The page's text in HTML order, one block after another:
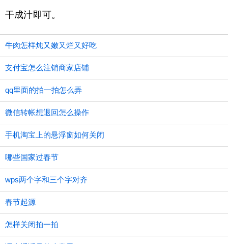
干成汁即可。
牛肉怎样炖又嫩又烂又好吃
支付宝怎么注销商家店铺
qq里面的拍一拍怎么弄
微信转帐想退回怎么操作
手机淘宝上的悬浮窗如何关闭
哪些国家过春节
wps两个字和三个字对齐
春节起源
怎样关闭拍一拍